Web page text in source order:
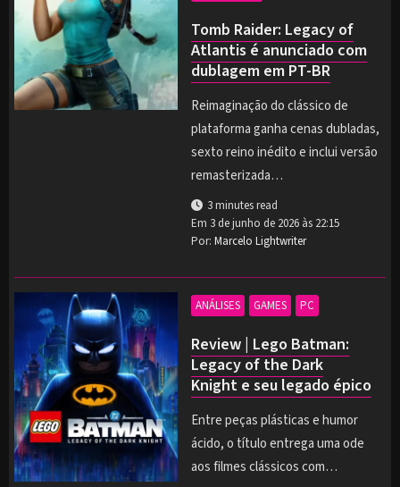
Tomb Raider: Legacy of
Atlantis é anunciado com
dublagem em PT-BR
Reimaginação do clássico de
plataforma ganha cenas dubladas,
sexto reino inédito e inclui versão
remasterizada…
3 minutes read
Em 3 de junho de 2026 às 22:15
Por:Marcelo Lightwriter
Review | Lego Batman:
Legacy of the Dark
Knight e seu legado épico
ANÁLISES GAMES PC
Entre peças plásticas e humor
ácido, o título entrega uma ode
aos filmes clássicos com…